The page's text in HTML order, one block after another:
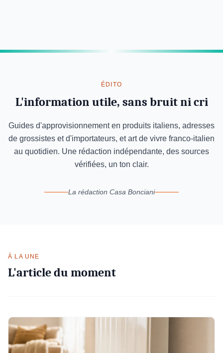
ÉDITO
L'information utile, sans bruit ni cri
Guides d'approvisionnement en produits italiens, adresses
de grossistes et d'importateurs, et art de vivre franco-italien
au quotidien. Une rédaction indépendante, des sources
vérifiées, un ton clair.
La rédaction Casa Bonciani
À LA UNE
L'article du moment